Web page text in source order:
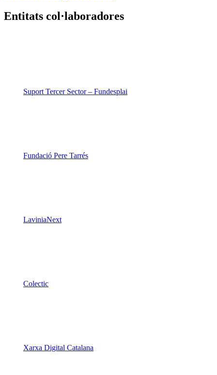
Entitats col·laboradores
Suport Tercer Sector – Fundesplai
Fundació Pere Tarrés
LaviniaNext
Colectic
Xarxa Digital Catalana